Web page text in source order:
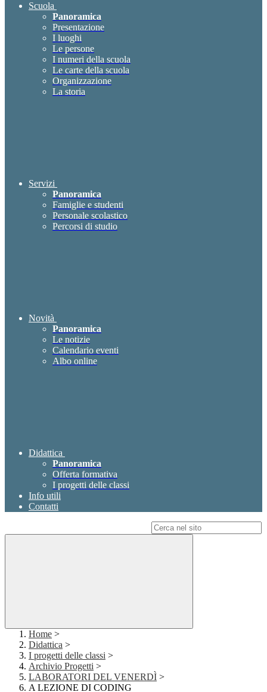
Scuola
Panoramica
Presentazione
I luoghi
Le persone
I numeri della scuola
Le carte della scuola
Organizzazione
La storia
Servizi
Panoramica
Famiglie e studenti
Personale scolastico
Percorsi di studio
Novità
Panoramica
Le notizie
Calendario eventi
Albo online
Didattica
Panoramica
Offerta formativa
I progetti delle classi
Info utili
Contatti
Home >
Didattica >
I progetti delle classi >
Archivio Progetti >
LABORATORI DEL VENERDÌ >
A LEZIONE DI CODING